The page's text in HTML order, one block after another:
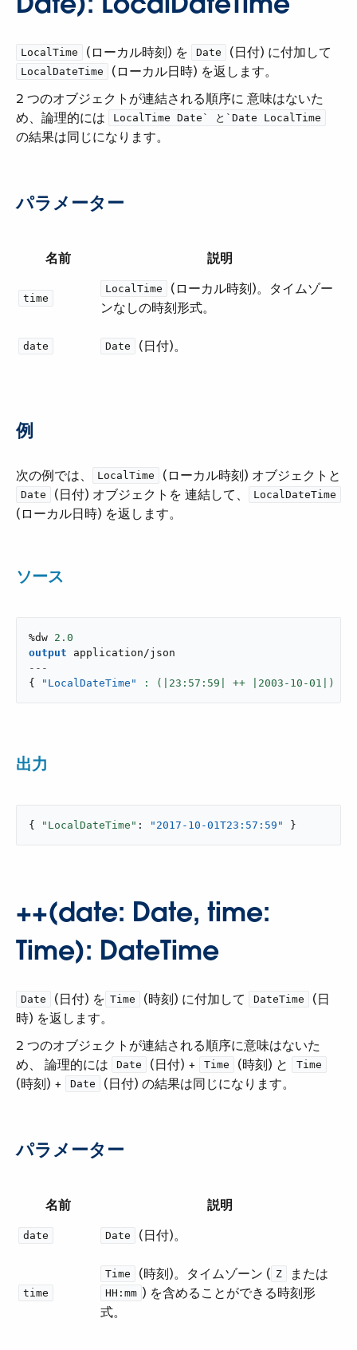
LocalTime ​ (ローカル時刻) を ​ Date ​ (日付) に付加して ​
LocalDateTime
​ (ローカル日時) を返します。
2 つのオブジェクトが連結される順序に 意味はないた
め、論理的には ​
LocalTime Date`​ と ​`Date LocalTime
の結果は同じになります。
パラメーター
名前 説明
time
LocalTime
​ (ローカル時刻)。タイムゾー
ンなしの時刻形式。
date Date ​ (日付)。
例
次の例では、​ LocalTime
​ (ローカル時刻) オブジェクトと
Date ​ (日付) オブジェクトを 連結して、​ LocalDateTime
(ローカル日時) を返します。
ソース
%dw 2.0
output
application/json
---
{
"LocalDateTime" : (| 23 : 57 : 59 | ++ | 2003 - 10 -01 |) }
出力
{ "LocalDateTime" : "2017-10-01T23:57:59" }
++(date: Date, time:
Time): DateTime
Date ​ (日付) を​ Time ​ (時刻) に付加して ​ DateTime
​ (日
時) を返します。
2 つのオブジェクトが連結される順序に意味はないた
め、 論理的には ​
Date ​ (日付) + ​ Time ​ (時刻) と ​ Time
(時刻) + ​
Date ​ (日付) の結果は同じになります。
パラメーター
名前 説明
date Date ​ (日付)。
time
Time ​ (時刻)。タイムゾーン (​ Z ​ または ​
HH:mm ​) を含めることができる時刻形
式。